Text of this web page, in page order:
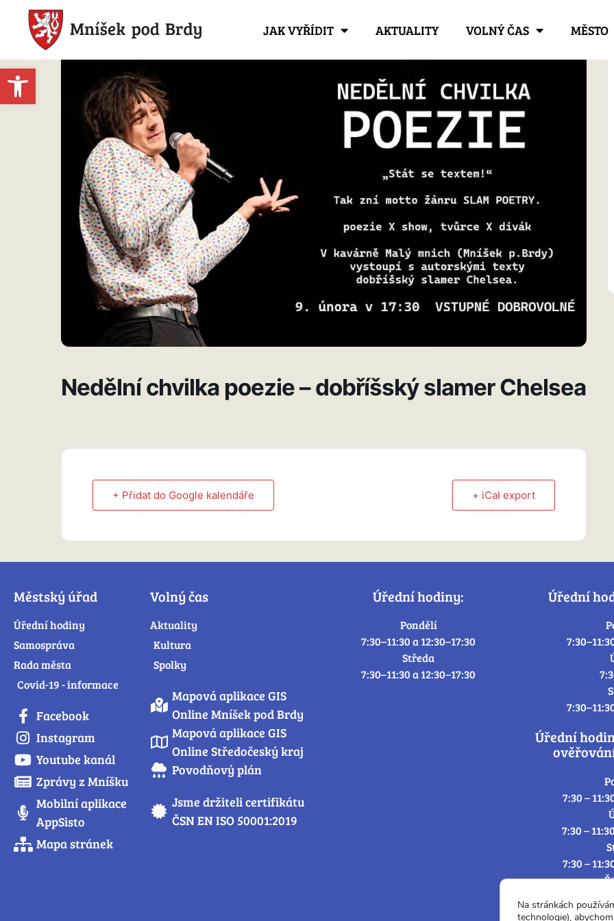
Open toolbar
JAK VYŘÍDIT AKTUALITY VOLNÝ ČAS MĚSTO
Nedělní chvilka poezie – dobříšský slamer Chelsea
+ Přidat do Google kalendáře + iCal export
Městský úřad
Úřední hodiny
Samospráva
Rada města
Covid-19 - informace
Facebook
Instagram
Youtube kanál
Zprávy z Mníšku
Mobilní aplikace
AppSisto
Mapa stránek
Volný čas
Aktuality
Kultura
Spolky
Mapová aplikace GIS
Online Mníšek pod Brdy
Mapová aplikace GIS
Online Středočeský kraj
Povodňový plán
Jsme držiteli certifikátu
ČSN EN ISO 50001:2019
Úřední hodiny:
Pondělí
7:30–11:30 a 12:30–17:30
Středa
7:30–11:30 a 12:30–17:30
Úřední
Úřední
7:30 –
7:30 –
7:30 –
Na stránkách
technologie),